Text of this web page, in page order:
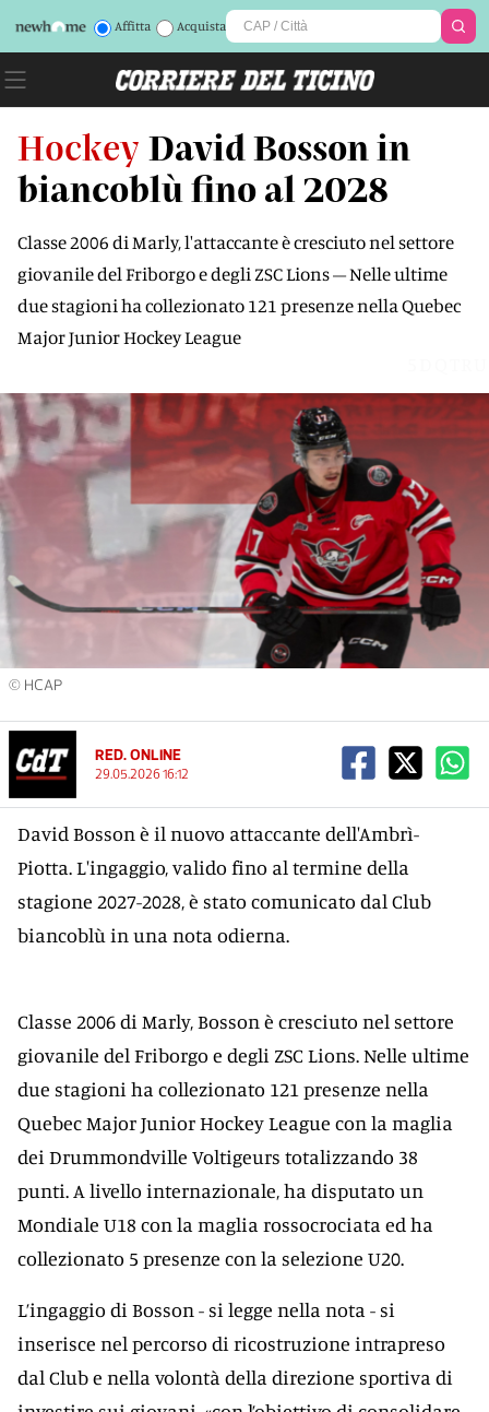
Affitta Acquista
Hockey David Bosson in
biancoblù fino al 2028
Classe 2006 di Marly, l'attaccante è cresciuto nel settore
giovanile del Friborgo e degli ZSC Lions – Nelle ultime
due stagioni ha collezionato 121 presenze nella Quebec
Major Junior Hockey League
© HCAP
RED. ONLINE
29.05.2026 16:12
David Bosson è il nuovo attaccante dell'Ambrì-
Piotta. L'ingaggio, valido fino al termine della
stagione 2027-2028, è stato comunicato dal Club
biancoblù in una nota odierna.
Classe 2006 di Marly, Bosson è cresciuto nel settore
giovanile del Friborgo e degli ZSC Lions. Nelle ultime
due stagioni ha collezionato 121 presenze nella
Quebec Major Junior Hockey League con la maglia
dei Drummondville Voltigeurs totalizzando 38
punti. A livello internazionale, ha disputato un
Mondiale U18 con la maglia rossocrociata ed ha
collezionato 5 presenze con la selezione U20.
L’ingaggio di Bosson - si legge nella nota - si
inserisce nel percorso di ricostruzione intrapreso
dal Club e nella volontà della direzione sportiva di